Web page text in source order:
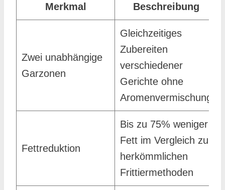
Merkmal Beschreibung
Zwei unabhängige
Garzonen
Gleichzeitiges
Zubereiten
verschiedener
Gerichte ohne
Aromenvermischung
Fettreduktion
Bis zu 75% weniger
Fett im Vergleich zu
herkömmlichen
Frittiermethoden